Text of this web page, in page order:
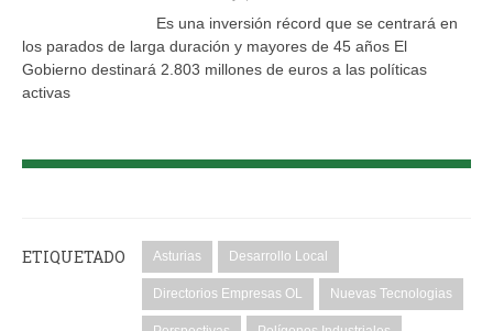
Es una inversión récord que se centrará en
los parados de larga duración y mayores de 45 años El
Gobierno destinará 2.803 millones de euros a las políticas
activas
ETIQUETADO Asturias Desarrollo Local
Directorios Empresas OL Nuevas Tecnologias